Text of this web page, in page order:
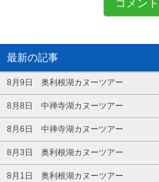
最新の記事
8月9日 奥利根湖カヌーツアー
8月8日 中禅寺湖カヌーツアー
8月6日 中禅寺湖カヌーツアー
8月3日 奥利根湖カヌーツアー
8月1日 奥利根湖カヌーツアー